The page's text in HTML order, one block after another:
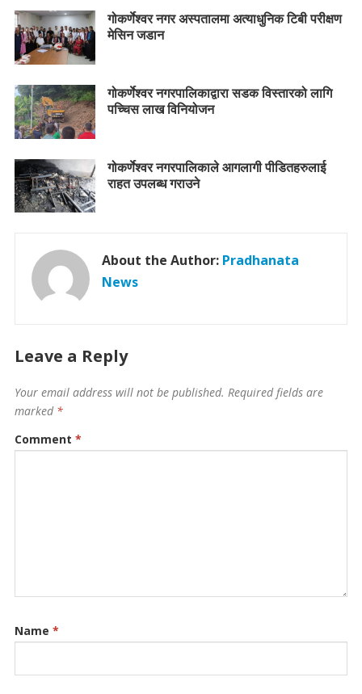
गोकर्णेश्वर नगर अस्पतालमा अत्याधुनिक टिबी परीक्षण
मेसिन जडान
गोकर्णेश्वर नगरपालिकाद्वारा सडक विस्तारको लागि
पच्चिस लाख विनियोजन
गोकर्णेश्वर नगरपालिकाले आगलागी पीडितहरुलाई
राहत उपलब्ध गराउने
About the Author: Pradhanata
News
Leave a Reply
Your email address will not be published. Required fields are
marked *
Comment *
Name *